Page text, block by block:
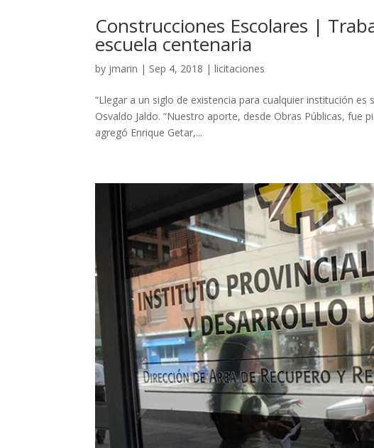
Construcciones Escolares |
escuela centenaria
by jmarin | Sep 4, 2018 |licitaciones
“Llegar a un siglo de existencia para cualquier institución
Osvaldo Jaldo. “Nuestro aporte, desde Obras Públicas,
agregó Enrique Getar,...